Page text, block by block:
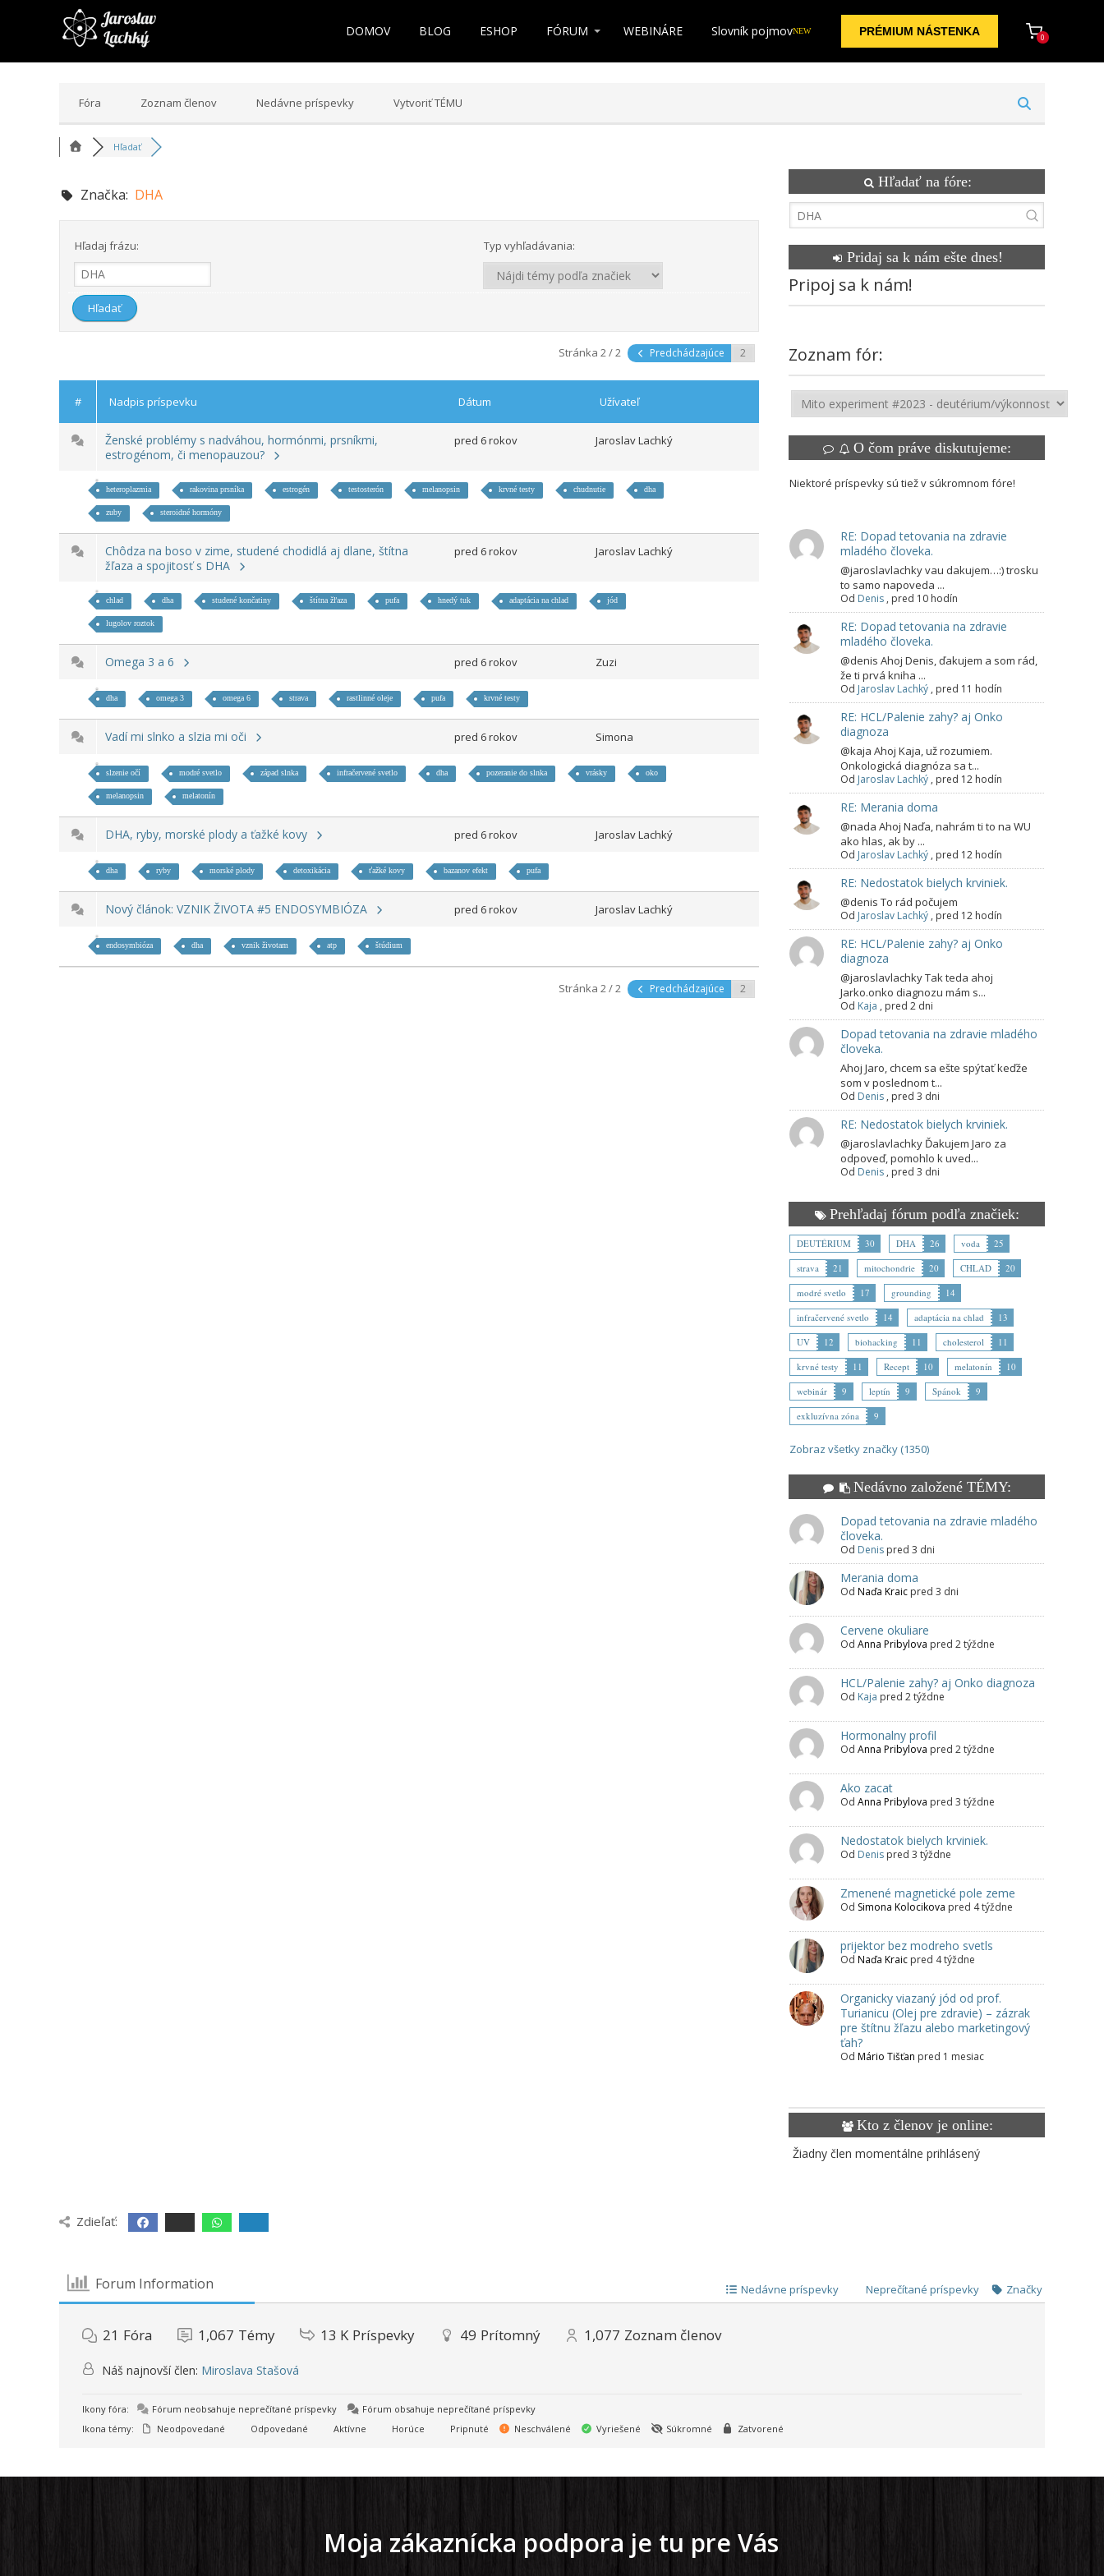
DOMOV BLOG ESHOP FÓRUM WEBINÁRE Slovník pojmovNEW PRÉMIUM NÁSTENKA 0
Fóra Zoznam členov Nedávne príspevky Vytvoriť TÉMU
Hľadať
Značka: DHA
Hľadaj frázu: Typ vyhľadávania:
Stránka 2 / 2 Predchádzajúce
# Nadpis príspevku Dátum Užívateľ
Ženské problémy s nadváhou, hormónmi, prsníkmi,
estrogénom, či menopauzou?
pred 6 rokov Jaroslav Lachký
heteroplazmia rakovina prsníka estrogén testosterón melanopsin krvné testy chudnutie dha
zuby steroidné hormóny
Chôdza na boso v zime, studené chodidlá aj dlane, štítna
žľaza a spojitosť s DHA
pred 6 rokov Jaroslav Lachký
chlad dha studené končatiny štítna žľaza pufa hnedý tuk adaptácia na chlad jód
lugolov roztok
Omega 3 a 6 pred 6 rokov Zuzi
dha omega 3 omega 6 strava rastlinné oleje pufa krvné testy
Vadí mi slnko a slzia mi oči pred 6 rokov Simona
slzenie očí modré svetlo západ slnka infračervené svetlo dha pozeranie do slnka vrásky oko
melanopsin melatonín
DHA, ryby, morské plody a ťažké kovy pred 6 rokov Jaroslav Lachký
dha ryby morské plody detoxikácia ťažké kovy bazanov efekt pufa
Nový článok: VZNIK ŽIVOTA #5 ENDOSYMBIÓZA pred 6 rokov Jaroslav Lachký
endosymbióza dha vznik životam atp štúdium
Stránka 2 / 2 Predchádzajúce
Hľadať na fóre:
Pridaj sa k nám ešte dnes!
Pripoj sa k nám!
Zoznam fór:
O čom práve diskutujeme:
Niektoré príspevky sú tiež v súkromnom fóre!
RE: Dopad tetovania na zdravie
mladého človeka.
@jaroslavlachky vau dakujem…:) trosku
to samo napoveda ...
Od Denis , pred 10 hodín
RE: Dopad tetovania na zdravie
mladého človeka.
@denis Ahoj Denis, ďakujem a som rád,
že ti prvá kniha ...
Od Jaroslav Lachký , pred 11 hodín
RE: HCL/Palenie zahy? aj Onko
diagnoza
@kaja Ahoj Kaja, už rozumiem.
Onkologická diagnóza sa t...
Od Jaroslav Lachký , pred 12 hodín
RE: Merania doma
@nada Ahoj Naďa, nahrám ti to na WU
ako hlas, ak by ...
Od Jaroslav Lachký , pred 12 hodín
RE: Nedostatok bielych krviniek.
@denis To rád počujem
Od Jaroslav Lachký , pred 12 hodín
RE: HCL/Palenie zahy? aj Onko
diagnoza
@jaroslavlachky Tak teda ahoj
Jarko.onko diagnozu mám s...
Od Kaja , pred 2 dni
Dopad tetovania na zdravie mladého
človeka.
Ahoj Jaro, chcem sa ešte spýtať keďže
som v poslednom t...
Od Denis , pred 3 dni
RE: Nedostatok bielych krviniek.
@jaroslavlachky Ďakujem Jaro za
odpoveď, pomohlo k uved...
Od Denis , pred 3 dni
Prehľadaj fórum podľa značiek:
DEUTÉRIUM 30 DHA 26 voda
25
strava
21 mitochondrie 20 CHLAD
20
modré svetlo
17 grounding
14
infračervené svetlo
14 adaptácia na chlad
13
UV
12 biohacking 11 cholesterol
11
krvné testy
11 Recept 10 melatonín
10
webinár
9 leptín 9 Spánok
9
exkluzívna zóna
9
Zobraz všetky značky (1350)
Nedávno založené TÉMY:
Dopad tetovania na zdravie mladého
človeka.
Od Denis pred 3 dni
Merania doma
Od Naďa Kraic pred 3 dni
Cervene okuliare
Od Anna Pribylova pred 2 týždne
HCL/Palenie zahy? aj Onko diagnoza
Od Kaja pred 2 týždne
Hormonalny profil
Od Anna Pribylova pred 2 týždne
Ako zacat
Od Anna Pribylova pred 3 týždne
Nedostatok bielych krviniek.
Od Denis pred 3 týždne
Zmenené magnetické pole zeme
Od Simona Kolocikova pred 4 týždne
prijektor bez modreho svetls
Od Naďa Kraic pred 4 týždne
Organicky viazaný jód od prof.
Turianicu (Olej pre zdravie) – zázrak
pre štítnu žľazu alebo marketingový
ťah?
Od Mário Tišťan pred 1 mesiac
Kto z členov je online:
Žiadny člen momentálne prihlásený
Zdieľať:
Forum Information Nedávne príspevky Neprečítané príspevky Značky
21 Fóra 1,067 Témy 13 K Príspevky 49 Prítomný 1,077 Zoznam členov
Náš najnovší člen: Miroslava Stašová
Ikony fóra: Fórum neobsahuje neprečítané príspevky
Fórum obsahuje neprečítané príspevky
Ikona témy:
Neodpovedané Odpovedané Aktívne Horúce Pripnuté Neschválené Vyriešené Súkromné Zatvorené
Moja zákaznícka podpora je tu pre Vás